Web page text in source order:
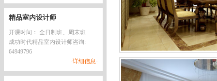
精品室内设计师
开课时间： 全日制班、周末班
成功时代精品室内设计师咨询:
64949796
-详细信息-